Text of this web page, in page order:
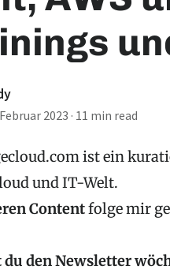
2023 · 11 min read
ist ein
und IT-Welt.
Contentfolge mir
du den Newsletter